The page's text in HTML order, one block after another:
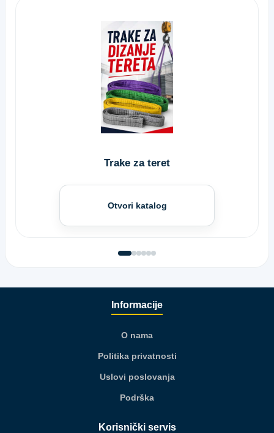
Trake za teret
Otvori katalog
Informacije
O nama
Politika privatnosti
Uslovi poslovanja
Podrška
Korisnički servis